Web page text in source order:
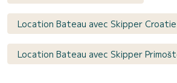
Location Bateau avec Skipper Croatie
Location Bateau avec Skipper